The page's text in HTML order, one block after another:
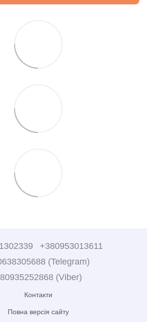
+380953013611
(Telegram)
(Viber)
Контакти
Повна версія сайту